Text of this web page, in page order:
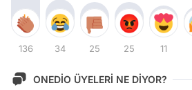
136 34 25 25 11
ONEDİO ÜYELERİ NE DİYOR?